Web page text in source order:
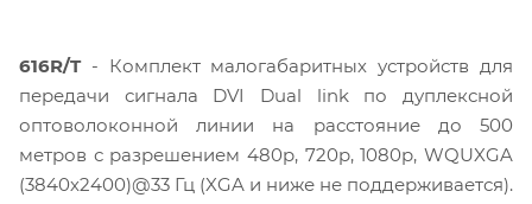
616R/T- Комплект малогабаритных устройств для
передачи сигнала DVI Dual link по дуплексной
оптоволоконной линии на расстояние до 500
метров с разрешением 480p, 720p, 1080p, WQUXGA
(3840х2400)@33 Гц (XGA и ниже не поддерживается).